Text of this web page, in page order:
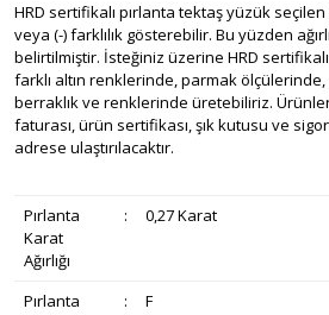
HRD sertifikalı pırlanta tektaş yüzük seçilen
veya (-) farklılık gösterebilir. Bu yüzden
belirtilmiştir. İsteğiniz üzerine HRD
farklı altın renklerinde, parmak
berraklık ve renklerinde üretebiliriz.
faturası, ürün sertifikası, şık kutusu ve
adrese ulaştırılacaktır.
Pırlanta
Karat
Ağırlığı
: 0,27 Karat
Pırlanta
: F